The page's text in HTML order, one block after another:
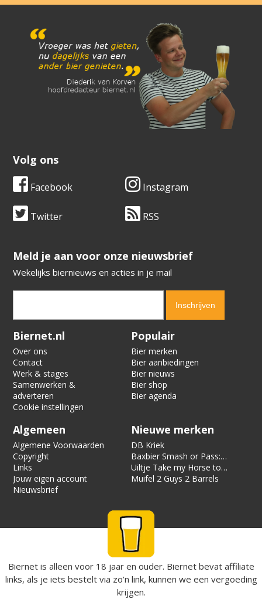
Volg ons
Facebook Instagram
Twitter RSS
​​​​​​​Meld je aan voor onze nieuwsbrief
Wekelijks biernieuws en acties in je mail
Verification code:
Biernet.nl
Over ons
Contact
Werk & stages
Samenwerken &
adverteren
Cookie instellingen
Populair
Bier merken
Bier aanbiedingen
Bier nieuws
Bier shop
Bier agenda
Algemeen
Algemene Voorwaarden
Copyright
Links
Jouw eigen account
Nieuwsbrief
Nieuwe merken
DB Kriek
Baxbier Smash or Pass:
Strata
Uiltje Take my Horse to
the Hotel Room
Muifel 2 Guys 2 Barrels
Biernet is alleen voor 18 jaar en ouder. Biernet bevat affiliate
links, als je iets bestelt via zo’n link, kunnen we een vergoeding
krijgen.